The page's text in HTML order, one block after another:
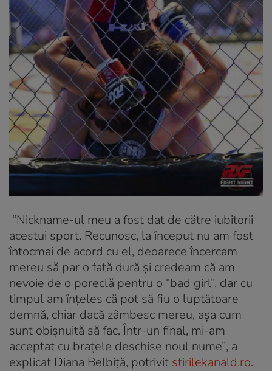
“Nickname-ul meu a fost dat de către iubitorii
acestui sport. Recunosc, la început nu am fost
întocmai de acord cu el, deoarece încercam
mereu să par o fată dură și credeam că am
nevoie de o poreclă pentru o “bad girl”, dar cu
timpul am înțeles că pot să fiu o luptătoare
demnă, chiar dacă zâmbesc mereu, așa cum
sunt obișnuită să fac. Într-un final, mi-am
acceptat cu brațele deschise noul nume”, a
explicat Diana Belbiță, potrivit stirilekanald.ro.